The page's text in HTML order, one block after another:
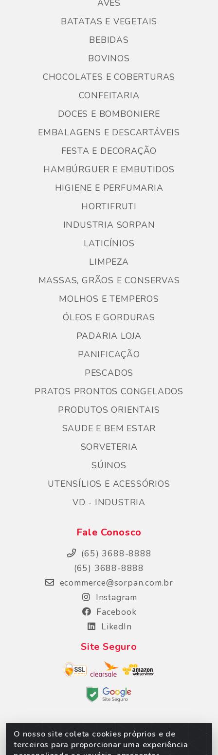
O nosso site coleta cookies próprios e de
terceiros para proporcionar uma experiência
AVES
BATATAS E VEGETAIS
BEBIDAS
BOVINOS
CHOCOLATES E COBERTURAS
CONFEITARIA
DOCES E BOMBONIERE
EMBALAGENS E DESCARTÁVEIS
FESTA E DECORAÇÃO
HAMBÚRGUER E EMBUTIDOS
HIGIENE E PERFUMARIA
HORTIFRUTI
INDUSTRIA SORPAN
LATICÍNIOS
LIMPEZA
MASSAS, GRÃOS E CONSERVAS
MOLHOS E TEMPEROS
ÓLEOS E GORDURAS
PADARIA LOJA
PANIFICAÇÃO
PESCADOS
PRATOS PRONTOS CONGELADOS
PRODUTOS ORIENTAIS
SAUDE E BEM ESTAR
SORVETERIA
SÚINOS
UTENSÍLIOS E ACESSÓRIOS
VD - INDUSTRIA
Fale Conosco
(65) 3688-8888
(65) 3688-8888
ecommerce@sorpan.com.br
Instagram
Facebook
LikedIn
Site Seguro
Sorpan - Rodovia dos Imigrantes, Lote 06, São
Matheus, Várzea Grande/MT – CEP 78152-135 -